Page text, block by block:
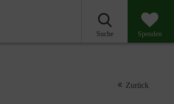
Suche Spenden
Zurück